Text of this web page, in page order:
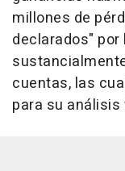
millones de
declarados"
cuentas, las
para su